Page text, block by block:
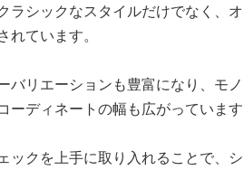
ラシックなスタイルだけでなく、
れています。
バリエーションも豊富になり、モ
ーディネートの幅も広がっています
ックを上手に取り入れることで、